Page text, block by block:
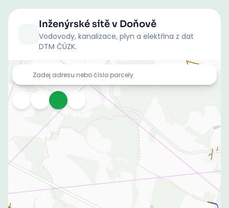
Inženýrské sítěv Doňově
Vodovody, kanalizace, plyn a elektřina z dat
DTM ČÚZK.